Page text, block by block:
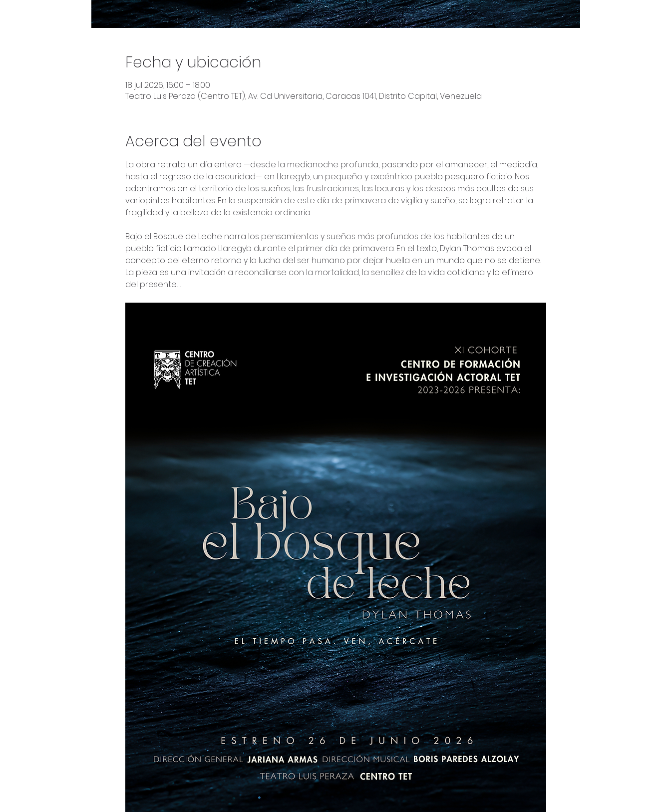
Fecha y ubicación
18 jul 2026, 16:00 – 18:00
Teatro Luis Peraza (Centro TET), Av. Cd Universitaria, Caracas 1041, Distrito Capital, Venezuela
Acerca del evento
La obra retrata un día entero —desde la medianoche profunda, pasando por el amanecer, el mediodía,
hasta el regreso de la oscuridad— en Llaregyb, un pequeño y excéntrico pueblo pesquero ficticio. Nos
adentramos en el territorio de los sueños, las frustraciones, las locuras y los deseos más ocultos de sus
variopintos habitantes. En la suspensión de este día de primavera de vigilia y sueño, se logra retratar la
fragilidad y la belleza de la existencia ordinaria.
Bajo el Bosque de Leche narra los pensamientos y sueños más profundos de los habitantes de un
pueblo ficticio llamado Llaregyb durante el primer día de primavera. En el texto, Dylan Thomas evoca el
concepto del eterno retorno y la lucha del ser humano por dejar huella en un mundo que no se detiene.
La pieza es una invitación a reconciliarse con la mortalidad, la sencillez de la vida cotidiana y lo efímero
del presente.…